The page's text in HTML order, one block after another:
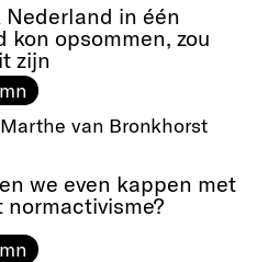
Nederland in één
kon opsommen, zou
zijn
Marthe van Bronkhorst
we even kappen met
normactivisme?